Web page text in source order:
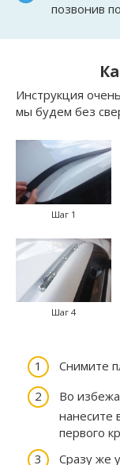
позвонив
Инструкция
мы будем без
Шаг 1
Шаг 4
Снимите
Во
нанесите
первого
Сразу же